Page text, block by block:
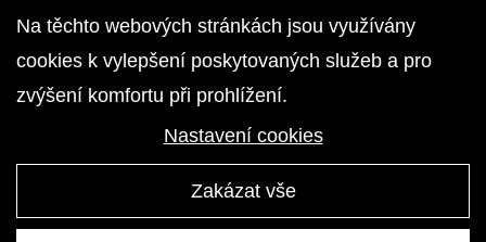
Tyto podmínky nabývají účinnosti
6.5.2022
Na těchto webových stránkách jsou využívány
cookies k vylepšení poskytovaných služeb a pro
zvýšení komfortu při prohlížení.
Nastavení cookies
Zakázat vše